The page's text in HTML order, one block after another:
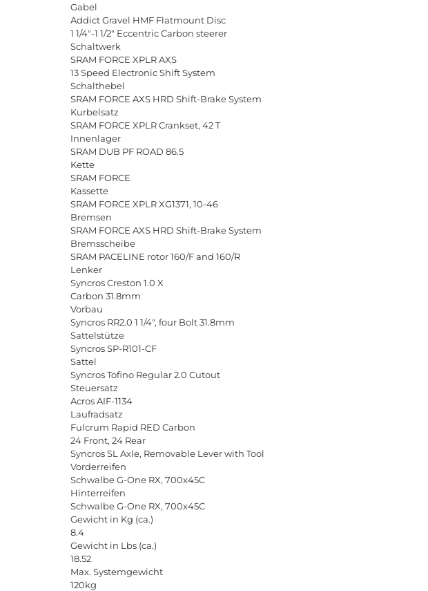
Gabel
Addict Gravel HMF Flatmount Disc
1 1/4"-1 1/2" Eccentric Carbon steerer
Schaltwerk
SRAM FORCE XPLR AXS
13 Speed Electronic Shift System
Schalthebel
SRAM FORCE AXS HRD Shift-Brake System
Kurbelsatz
SRAM FORCE XPLR Crankset, 42 T
Innenlager
SRAM DUB PF ROAD 86.5
Kette
SRAM FORCE
Kassette
SRAM FORCE XPLR XG1371, 10-46
Bremsen
SRAM FORCE AXS HRD Shift-Brake System
Bremsscheibe
SRAM PACELINE rotor 160/F and 160/R
Lenker
Syncros Creston 1.0 X
Carbon 31.8mm
Vorbau
Syncros RR2.0 1 1/4", four Bolt 31.8mm
Sattelstütze
Syncros SP-R101-CF
Sattel
Syncros Tofino Regular 2.0 Cutout
Steuersatz
Acros AIF-1134
Laufradsatz
Fulcrum Rapid RED Carbon
24 Front, 24 Rear
Syncros SL Axle, Removable Lever with Tool
Vorderreifen
Schwalbe G-One RX, 700x45C
Hinterreifen
Schwalbe G-One RX, 700x45C
Gewicht in Kg (ca.)
8.4
Gewicht in Lbs (ca.)
18.52
Max. Systemgewicht
120kg